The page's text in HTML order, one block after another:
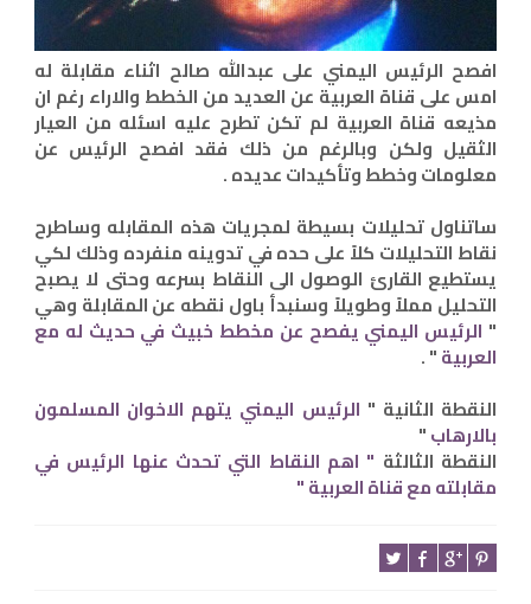
افصح الرئيس اليمني على عبدالله صالح اثناء مقابلة له
امس على قناة العربية عن العديد من الخطط والاراء رغم ان
مذيعه قناة العربية لم تكن تطرح عليه اسئله من العيار
الثقيل ولكن وبالرغم من ذلك فقد افصح الرئيس عن
معلومات وخطط وتأكيدات عديده .
ساتناول تحليلات بسيطة لمجريات هذه المقابله وساطرح
نقاط التحليلات كلاً على حده في تدوينه منفرده وذلك لكي
يستطيع القارئ الوصول الى النقاط بسرعه وحتى لا يصبح
التحليل مملاً وطويلاً وسنبدأ باول نقطه عن المقابلة وهي
" الرئيس اليمني يفصح عن مخطط خبيث في حديث له مع
العربية" .
النقطة الثانية " الرئيس اليمني يتهم الاخوان المسلمون
بالارهاب"
النقطة الثالثة " اهم النقاط التي تحدث عنها الرئيس في
مقابلته مع قناة العربية "